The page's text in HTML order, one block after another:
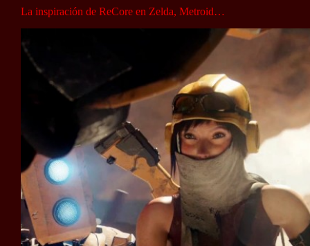
La inspiración de ReCore en Zelda, Metroid…